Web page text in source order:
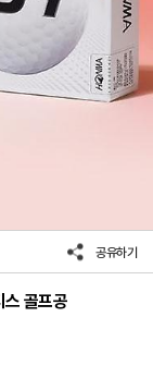
공유하기
골프공